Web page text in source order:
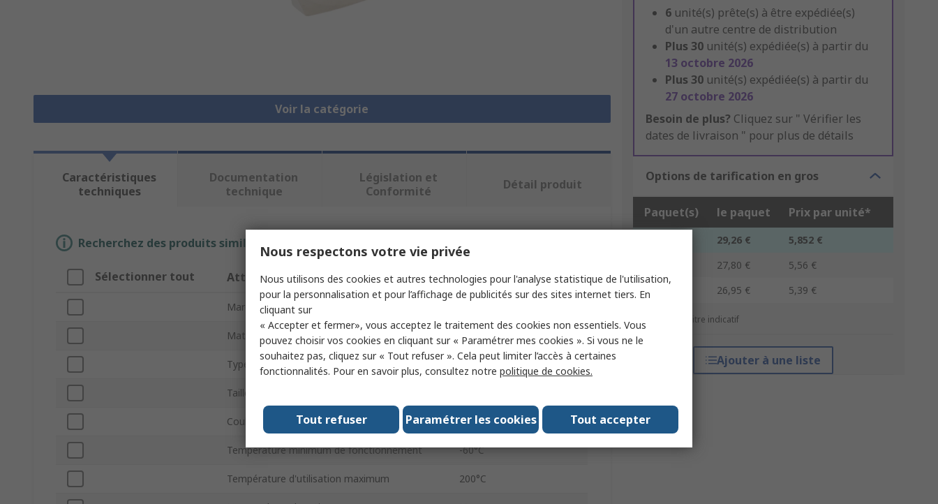
Voir la catégorie
6 unité(s) prête(s) à être expédiée(s)
d'un autre centre de distribution
Plus 30 unité(s) expédiée(s) à partir du
13 octobre 2026
Plus 30 unité(s) expédiée(s) à partir du
27 octobre 2026
Besoin de plus? Cliquez sur " Vérifier les
dates de livraison " pour plus de détails
Options de tarification en gros
Paquet(s) le paquet Prix par unité*
29,26 €
5,852 €
27,80 €
5,56 €
50 +
26,95 € 5,39 €
*Prix donné à titre indicatif
Ajouter à une liste
Caractéristiques
techniques
Documentation
technique
Législation et
Conformité
Détail produit
Recherchez des produits similaires en sélectionnant un ou plusieurs attributs.
Sélectionner tout Attribut Valeur
Marque
Matériau Laiton nickelé
Type de produit Ecrou de presse étoupe
Taille du filetage
Couleur Argent
Température minimum de fonctionnement -60°C
Température d'utilisation maximum 200°C
Nous respectons votre vie privée
Nous utilisons des cookies et autres technologies pour l'analyse statistique de l'utilisation,
pour la personnalisation et pour l’affichage de publicités sur des sites internet tiers. En
cliquant sur
« Accepter et fermer», vous acceptez le traitement des cookies non essentiels. Vous
pouvez choisir vos cookies en cliquant sur « Paramétrer mes cookies ». Si vous ne le
souhaitez pas, cliquez sur « Tout refuser ». Cela peut limiter l’accès à certaines
fonctionnalités. Pour en savoir plus, consultez notre politique de cookies.
Tout accepter
Paramétrer les cookies
Tout refuser